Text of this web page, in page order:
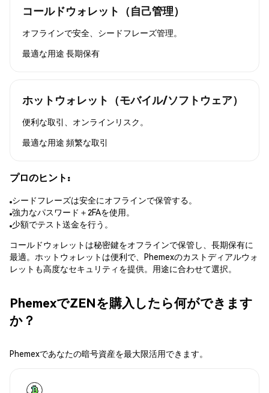
コールドウォレット（自己管理）
オフラインで安全、シードフレーズ管理。
最適な用途 長期保有
ホットウォレット（モバイル/ソフトウェア）
便利な取引、オンラインリスク。
最適な用途 頻繁な取引
プロのヒント:
シードフレーズは安全にオフラインで保管する。
強力なパスワード＋2FAを使用。
少額でテスト送金を行う。
コールドウォレットは秘密鍵をオフラインで保管し、長期保有に
最適。ホットウォレットは便利で、Phemexのカストディアルウォ
レットも高度なセキュリティを提供。用途に合わせて選択。
PhemexでZENを購入したら何ができます
か？
Phemexであなたの暗号資産を最大限活用できます。